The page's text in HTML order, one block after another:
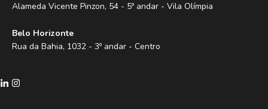
Alameda Vicente Pinzon, 54 - 5º andar - Vila Olímpia
Belo Horizonte
Rua da Bahia, 1032 - 3º andar - Centro